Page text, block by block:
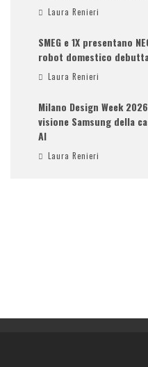
Laura Renieri
SMEG e 1X presentano
robot domestico
Laura Renieri
Milano Design Week
visione Samsung della
AI
Laura Renieri